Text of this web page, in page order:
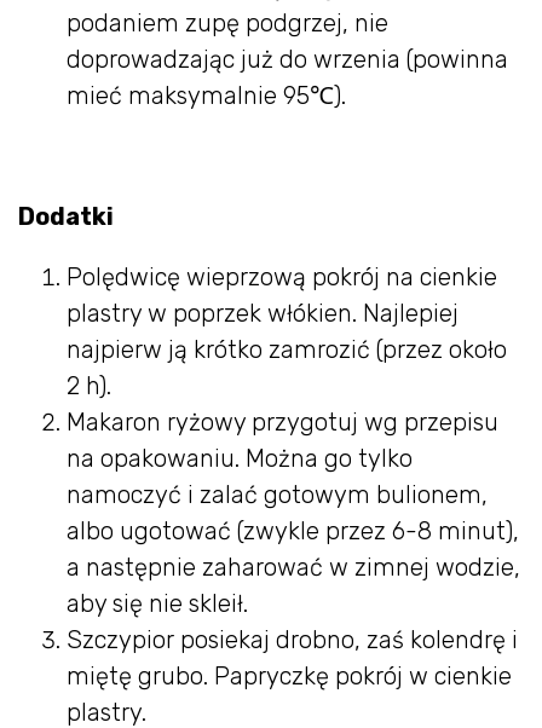
podaniem zupę podgrzej, nie
doprowadzając już do wrzenia (powinna
mieć maksymalnie 95℃).
Dodatki
Polędwicę wieprzową pokrój na cienkie
plastry w poprzek włókien. Najlepiej
najpierw ją krótko zamrozić (przez około
2 h).
Makaron ryżowy przygotuj wg przepisu
na opakowaniu. Można go tylko
namoczyć i zalać gotowym bulionem,
albo ugotować (zwykle przez 6-8 minut),
a następnie zaharować w zimnej wodzie,
aby się nie skleił.
Szczypior posiekaj drobno, zaś kolendrę i
miętę grubo. Papryczkę pokrój w cienkie
plastry.